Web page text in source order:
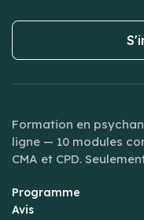
Formation en
ligne — 10 modules
CMA et CPD.
Programme
Avis